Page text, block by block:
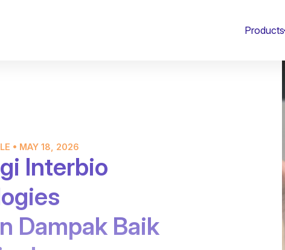
Products
• MAY 18, 2026
Interbio
Dampak Baik